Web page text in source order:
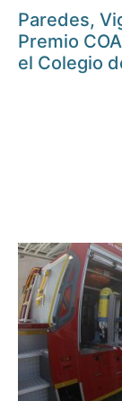
Paredes,
Premio
el Colegio